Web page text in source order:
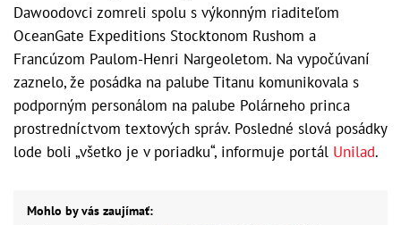
Dawoodovci zomreli spolu s výkonným riaditeľom
OceanGate Expeditions Stocktonom Rushom a
Francúzom Paulom-Henri Nargeoletom. Na vypočúvaní
zaznelo, že posádka na palube Titanu komunikovala s
podporným personálom na palube Polárneho princa
prostredníctvom textových správ. Posledné slová posádky
lode boli „všetko je v poriadku“, informuje portál Unilad.
Mohlo by vás zaujímať: